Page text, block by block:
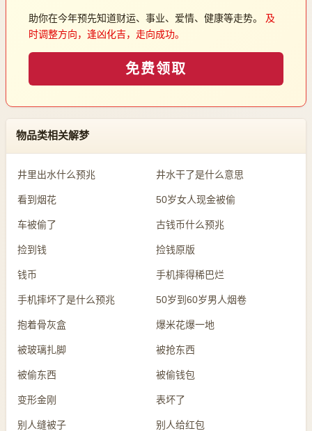
助你在今年预先知道财运、事业、爱情、健康等走势。 及
时调整方向，逢凶化吉，走向成功。
免费领取
物品类相关解梦
井里出水什么预兆 井水干了是什么意思
看到烟花 50岁女人现金被偷
车被偷了 古钱币什么预兆
捡到钱 捡钱原版
钱币 手机摔得稀巴烂
手机摔坏了是什么预兆 50岁到60岁男人烟卷
抱着骨灰盒 爆米花爆一地
被玻璃扎脚 被抢东西
被偷东西 被偷钱包
变形金刚 表坏了
别人缝被子 别人给红包